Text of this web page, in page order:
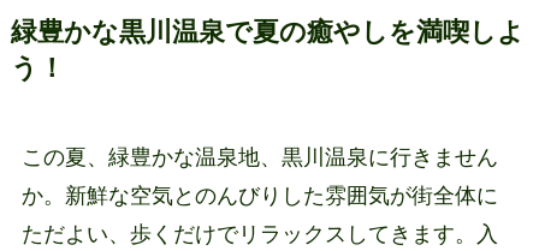
緑豊かな黒川温泉で夏の癒やしを満喫しよ
う！
この夏、緑豊かな温泉地、黒川温泉に行きません
か。新鮮な空気とのんびりした雰囲気が街全体に
ただよい、歩くだけでリラックスしてきます。入